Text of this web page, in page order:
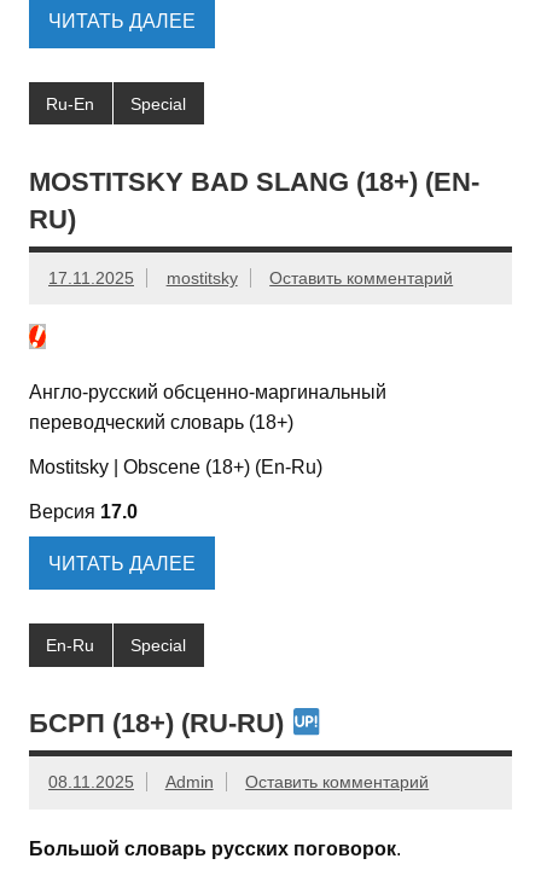
ЧИТАТЬ ДАЛЕЕ
Ru-En Special
MOSTITSKY BAD SLANG (18+) (EN-
RU)
17.11.2025 mostitsky Оставить комментарий
Англо-русский обсценно-маргинальный
переводческий словарь (18+)
Mostitsky | Obscene (18+) (En-Ru)
Версия 17.0
ЧИТАТЬ ДАЛЕЕ
En-Ru Special
БСРП (18+) (RU-RU)
08.11.2025 Admin Оставить комментарий
Большой словарь русских поговорок.